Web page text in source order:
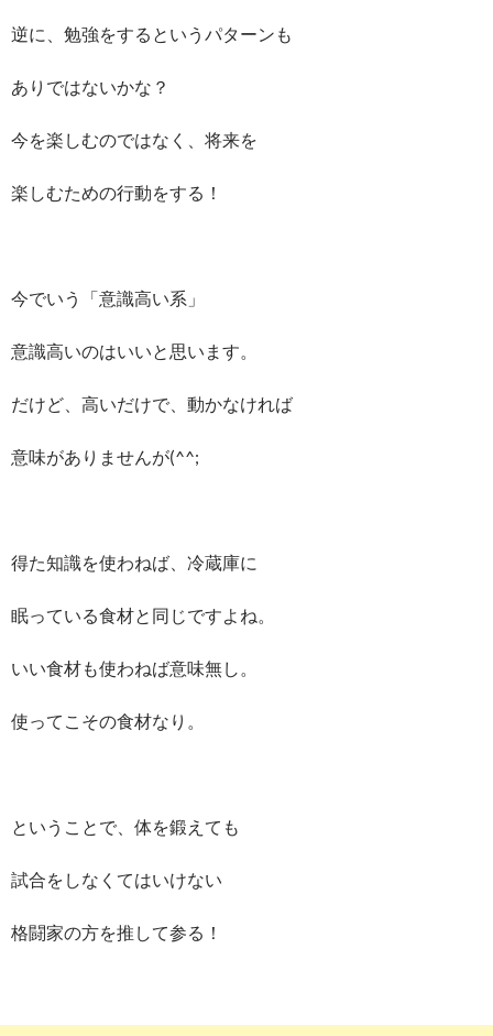
逆に、勉強をするというパターンも
ありではないかな？
今を楽しむのではなく、将来を
楽しむための行動をする！
今でいう「意識高い系」
意識高いのはいいと思います。
だけど、高いだけで、動かなければ
意味がありませんが(^^;
得た知識を使わねば、冷蔵庫に
眠っている食材と同じですよね。
いい食材も使わねば意味無し。
使ってこその食材なり。
ということで、体を鍛えても
試合をしなくてはいけない
格闘家の方を推して参る！